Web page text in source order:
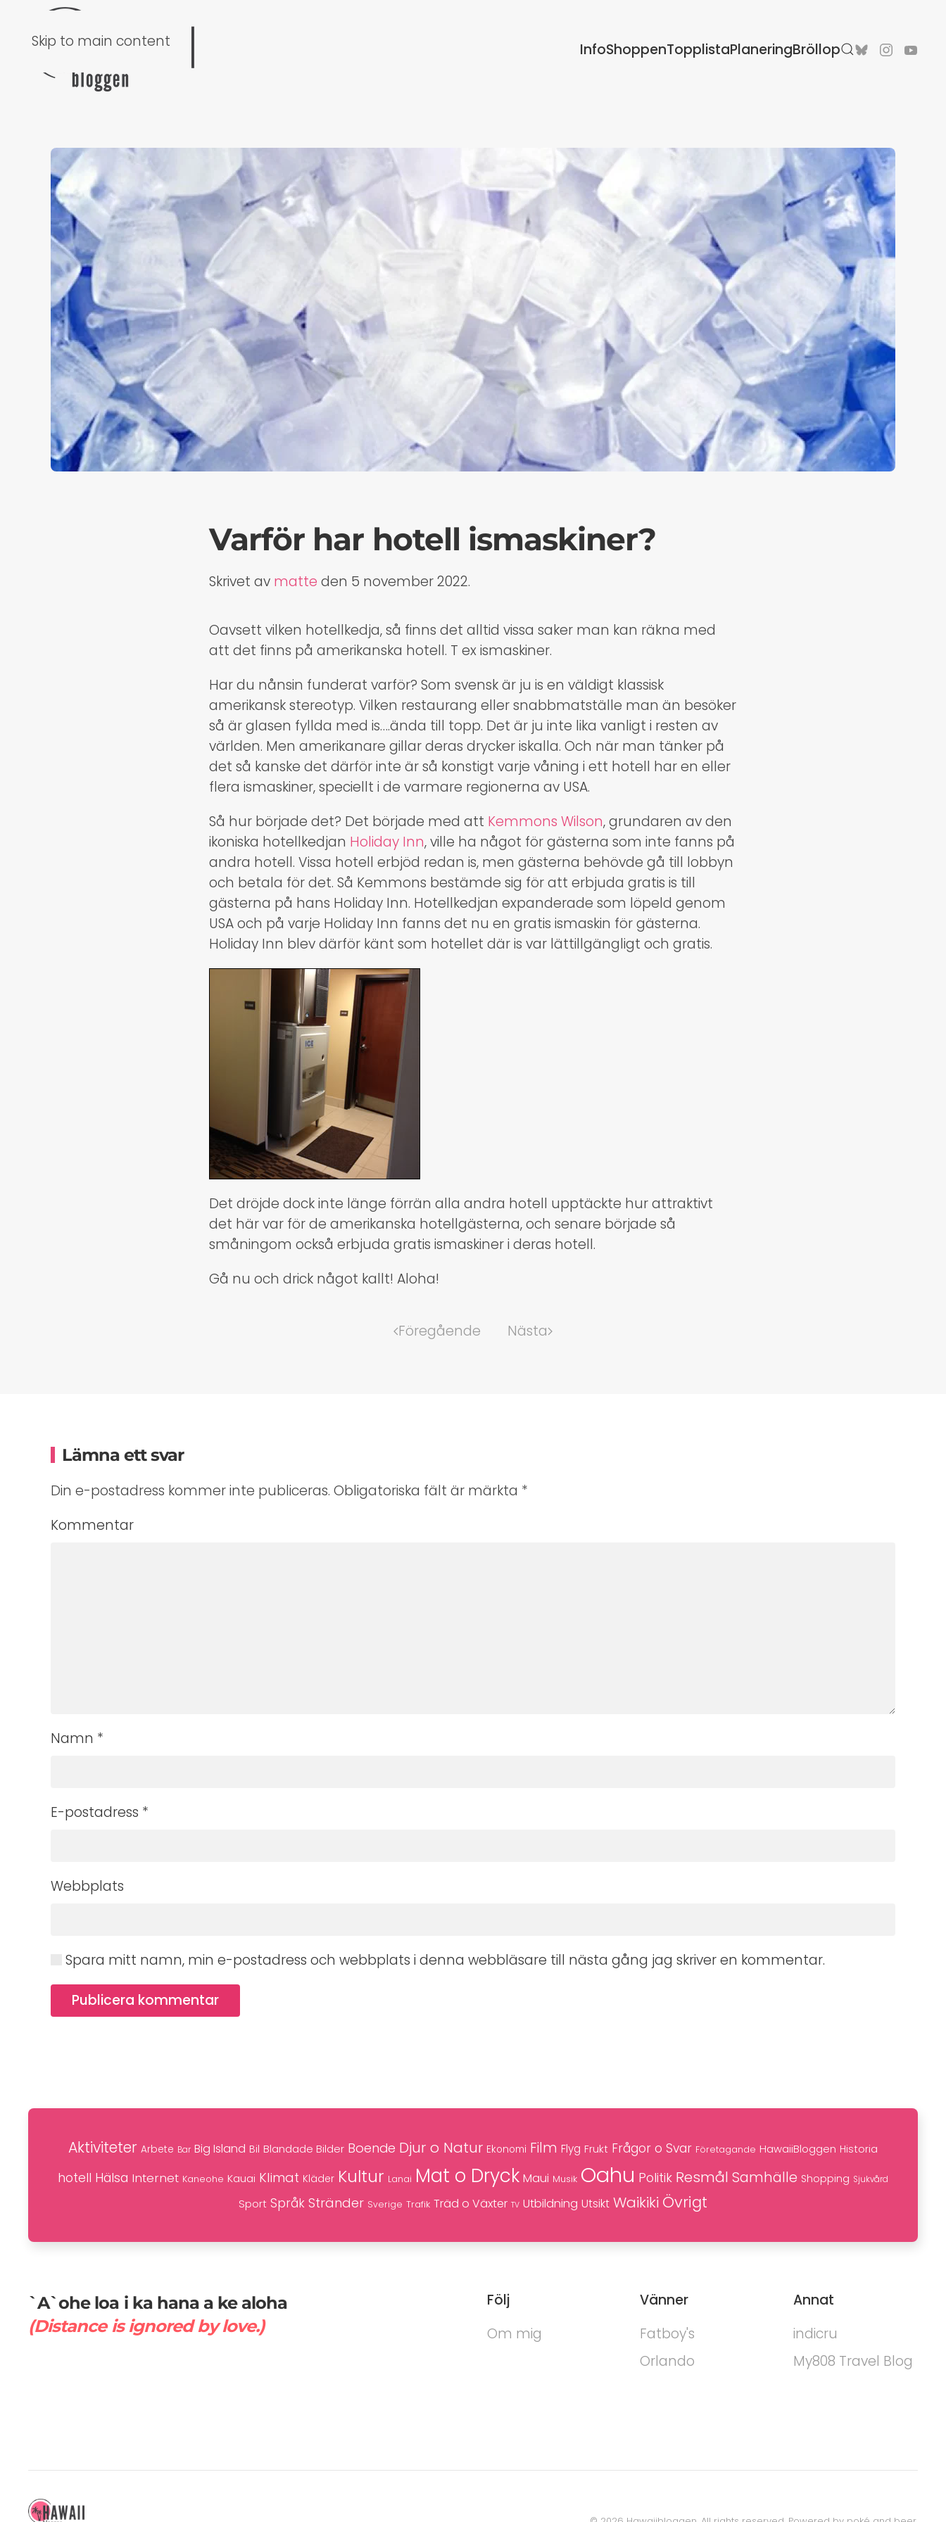
Skip to main content InfoShoppenTopplistaPlaneringBröllop
Varför har hotell ismaskiner?
Skrivet av matte den 5 november 2022.
Oavsett vilken hotellkedja, så finns det alltid vissa saker man kan räkna med
att det finns på amerikanska hotell. T ex ismaskiner.
Har du nånsin funderat varför? Som svensk är ju is en väldigt klassisk
amerikansk stereotyp. Vilken restaurang eller snabbmatställe man än besöker
så är glasen fyllda med is….ända till topp. Det är ju inte lika vanligt i resten av
världen. Men amerikanare gillar deras drycker iskalla. Och när man tänker på
det så kanske det därför inte är så konstigt varje våning i ett hotell har en eller
flera ismaskiner, speciellt i de varmare regionerna av USA.
Så hur började det? Det började med att Kemmons Wilson, grundaren av den
ikoniska hotellkedjan Holiday Inn, ville ha något för gästerna som inte fanns på
andra hotell. Vissa hotell erbjöd redan is, men gästerna behövde gå till lobbyn
och betala för det. Så Kemmons bestämde sig för att erbjuda gratis is till
gästerna på hans Holiday Inn. Hotellkedjan expanderade som löpeld genom
USA och på varje Holiday Inn fanns det nu en gratis ismaskin för gästerna.
Holiday Inn blev därför känt som hotellet där is var lättillgängligt och gratis.
Det dröjde dock inte länge förrän alla andra hotell upptäckte hur attraktivt
det här var för de amerikanska hotellgästerna, och senare började så
småningom också erbjuda gratis ismaskiner i deras hotell.
Gå nu och drick något kallt! Aloha!
Föregående Nästa
Lämna ett svar
Din e-postadress kommer inte publiceras. Obligatoriska fält är märkta *
Kommentar
Namn *
E-postadress *
Webbplats
Spara mitt namn, min e-postadress och webbplats i denna webbläsare till nästa gång jag skriver en kommentar.
Publicera kommentar
Aktiviteter Arbete Bar Big Island Bil Blandade Bilder Boende Djur o Natur Ekonomi Film Flyg Frukt Frågor o Svar Företagande HawaiiBloggen Historia
hotell Hälsa Internet Kaneohe Kauai Klimat Kläder Kultur Lanai Mat o Dryck Maui Musik Oahu Politik Resmål Samhälle Shopping Sjukvård
Sport Språk Stränder Sverige Trafik Träd o Växter TV Utbildning Utsikt Waikiki Övrigt
`A`ohe loa i ka hana a ke aloha
(Distance is ignored by love.)
Följ
Om mig
Vänner
Fatboy's
Orlando
Annat
indicru
My808 Travel Blog